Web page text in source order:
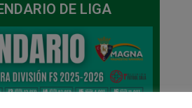
DE LIGA